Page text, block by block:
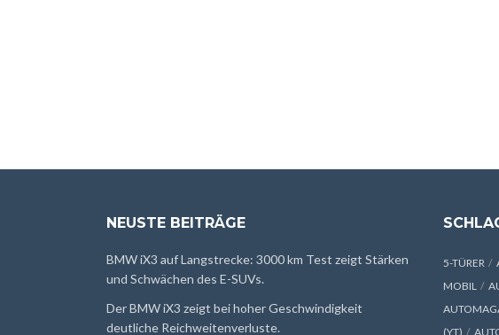
NEUSTE BEITRÄGE
BMW iX3 auf Langstrecke: 3000 km Test zeigt Stärken
und Schwächen des E-SUVs.
Der BMW iX3 zeigt bei hoher Geschwindigkeit
deutliche Reichweitenverluste.
5-TÜRER
MOBIL
(YT)